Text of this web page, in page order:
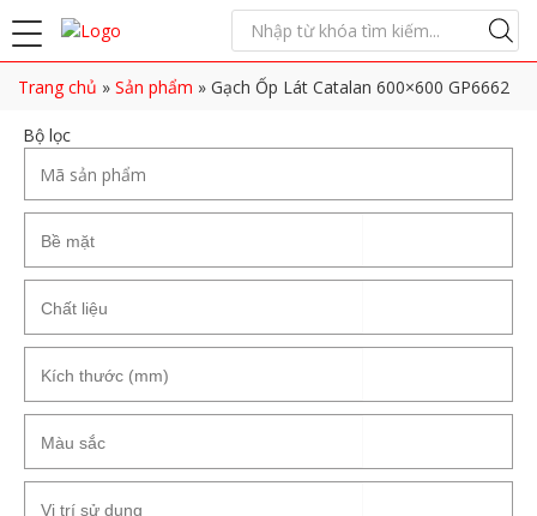
Trang chủ » Sản phẩm » Gạch Ốp Lát Catalan 600×600 GP6662
Bộ lọc